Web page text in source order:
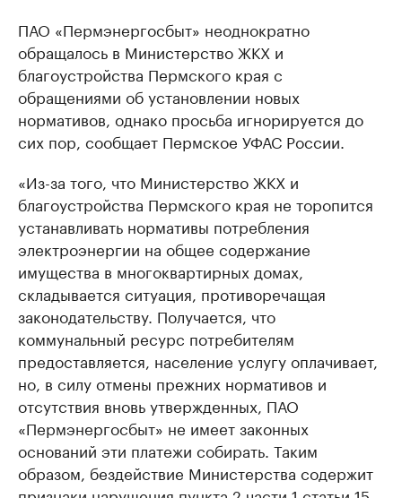
ПАО «Пермэнергосбыт» неоднократно
обращалось в Министерство ЖКХ и
благоустройства Пермского края с
обращениями об установлении новых
нормативов, однако просьба игнорируется до
сих пор, сообщает Пермское УФАС России.
«Из-за того, что Министерство ЖКХ и
благоустройства Пермского края не торопится
устанавливать нормативы потребления
электроэнергии на общее содержание
имущества в многоквартирных домах,
складывается ситуация, противоречащая
законодательству. Получается, что
коммунальный ресурс потребителям
предоставляется, население услугу оплачивает,
но, в силу отмены прежних нормативов и
отсутствия вновь утвержденных, ПАО
«Пермэнергосбыт» не имеет законных
оснований эти платежи собирать. Таким
образом, бездействие Министерства содержит